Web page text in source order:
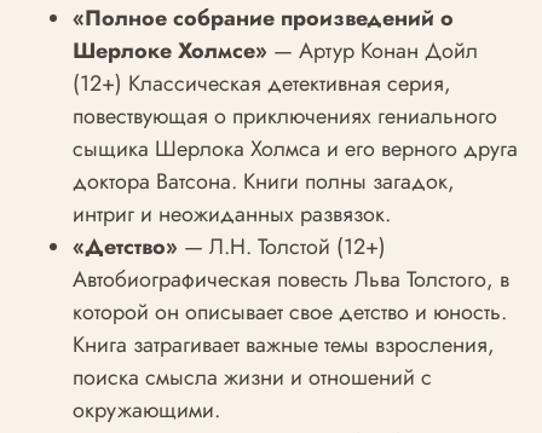
«Полное собрание произведений о
Шерлоке Холмсе» — Артур Конан Дойл
(12+) Классическая детективная серия,
повествующая о приключениях гениального
сыщика Шерлока Холмса и его верного друга
доктора Ватсона. Книги полны загадок,
интриг и неожиданных развязок.
«Детство» — Л.Н. Толстой (12+)
Автобиографическая повесть Льва Толстого, в
которой он описывает свое детство и юность.
Книга затрагивает важные темы взросления,
поиска смысла жизни и отношений с
окружающими.